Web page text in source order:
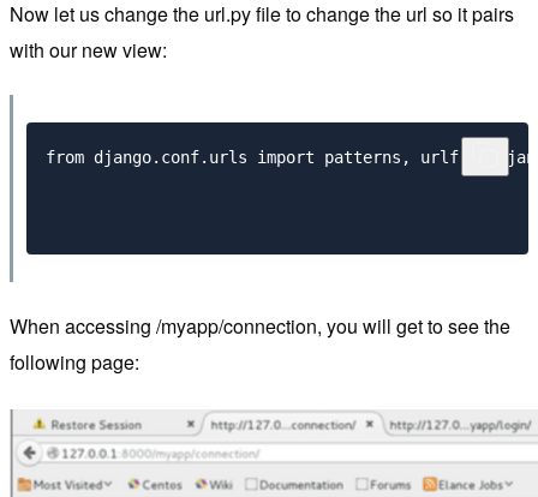
Now let us change the url.py file to change the url so it pairs
with our new view:
from django. conf. urls import patterns , from
When accessing /myapp/connection, you will get to see the
following page: